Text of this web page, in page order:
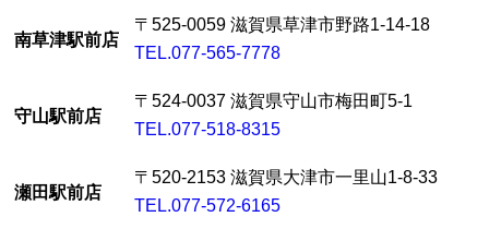
南草津駅前店
〒525-0059 滋賀県草津市野路1-14-18
TEL.077-565-7778
守山駅前店
〒524-0037 滋賀県守山市梅田町5-1
TEL.077-518-8315
瀬田駅前店
〒520-2153 滋賀県大津市一里山1-8-33
TEL.077-572-6165